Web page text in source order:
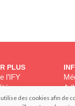
des cookies afin de
PLUS
l’IFY